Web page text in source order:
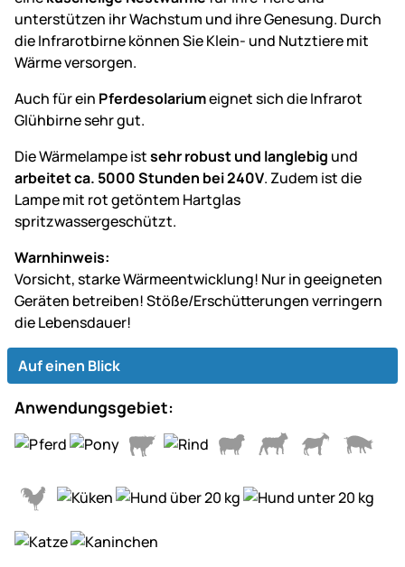
unterstützen ihr Wachstum und ihre Genesung. Durch
die Infrarotbirne können Sie Klein- und Nutztiere mit
Wärme versorgen.
Auch für ein Pferdesolariumeignet sich die Infrarot
Glühbirne sehr gut.
Die Wärmelampe istsehr robust und langlebig und
arbeitet ca. 5000 Stunden bei 240V. Zudem ist die
Lampe mit rot getöntem Hartglas
spritzwassergeschützt.
Warnhinweis:
Vorsicht, starke Wärmeentwicklung! Nur in geeigneten
Geräten betreiben! Stöße/Erschütterungen verringern
die Lebensdauer!
Auf einen Blick
Anwendungsgebiet: